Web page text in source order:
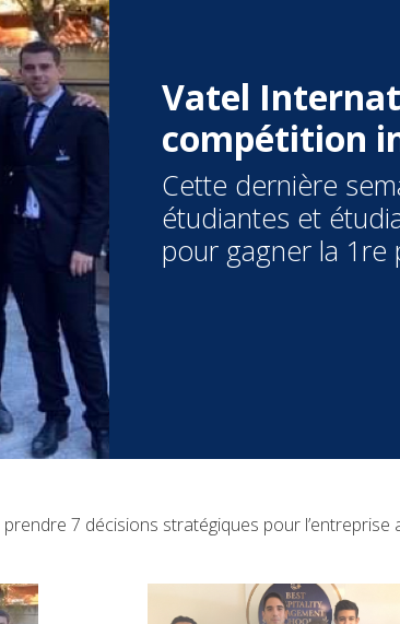
Vatel
compétition
Cette dernière
étudiantes et
pour gagner la 1re
7 décisions stratégiques pour